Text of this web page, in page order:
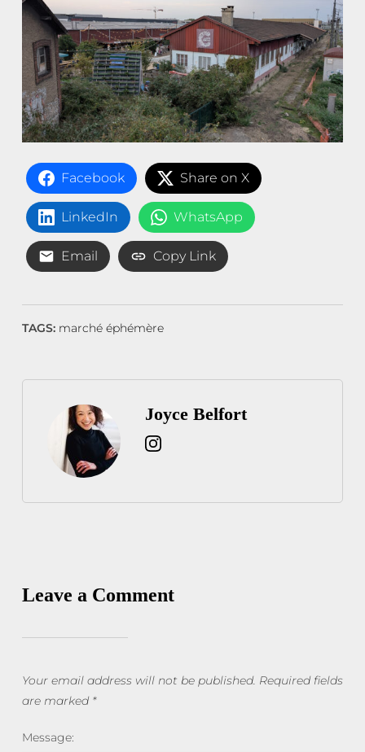
Facebook Share on X
LinkedIn WhatsApp
Email Copy Link
TAGS: marché éphémère
Joyce Belfort
Leave a Comment
Your email address will not be published. Required fields
are marked *
Message: